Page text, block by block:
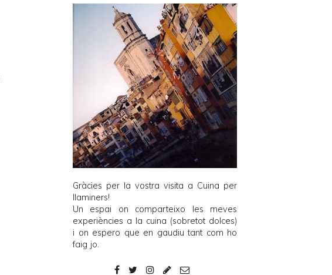
Gràcies per la vostra visita a Cuina per
llaminers!
Un espai on comparteixo les meves
experiències a la cuina (sobretot dolces)
i on espero que en gaudiu tant com ho
faig jo.